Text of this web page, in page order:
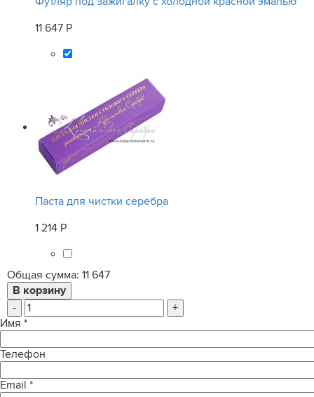
11 647 Р
Паста для чистки серебра
1 214 Р
Общая сумма: 11 647
-
+
Имя *
Телефон
Email *